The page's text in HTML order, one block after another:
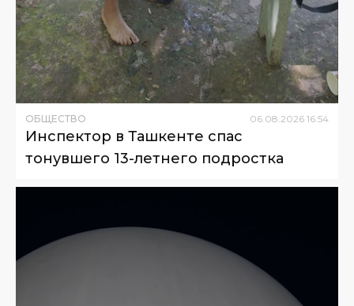
ОБЩЕСТВО 06.08.2026 16:54
Инспектор в Ташкенте спас
тонувшего 13-летнего подростка